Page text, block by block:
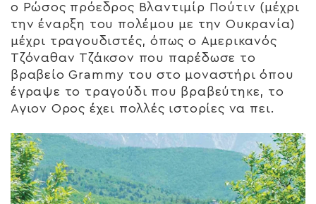
ο Ρώσος πρόεδρος Βλαντιμίρ Πούτιν (μέχρι
την έναρξη του πολέμου με την Ουκρανία)
μέχρι τραγουδιστές, όπως ο Αμερικανός
Τζόναθαν Τζάκσον που παρέδωσε το
βραβείο Grammy του στο μοναστήρι όπου
έγραψε το τραγούδι που βραβεύτηκε, το
Αγιον Ορος έχει πολλές ιστορίες να πει.